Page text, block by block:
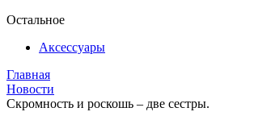
Остальное
Аксессуары
Главная
Новости
Скромность и роскошь – две сестры.